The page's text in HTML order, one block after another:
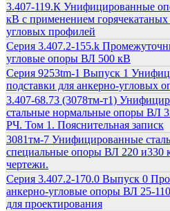
3.407-119.К Унифицированные
кВ с применением
угловых профилей
Серия 3.407.2-155.k
угловые опоры ВЛ 500 кВ
Серия 9253tm-1 Выпуск 1
подставки для анкерно-угловых
3.407-68.73 (3078тм-т1)
стальные нормальные опоры ВЛ
РЧ. Том 1. Пояснительная записк
3081тм-7 Унифицированные
специальные опоры ВЛ 220 и330
чертежи.
Серия 3.407.2-170.0 Выпуск 0
анкерно-угловые опоры ВЛ 25-
для проектирования